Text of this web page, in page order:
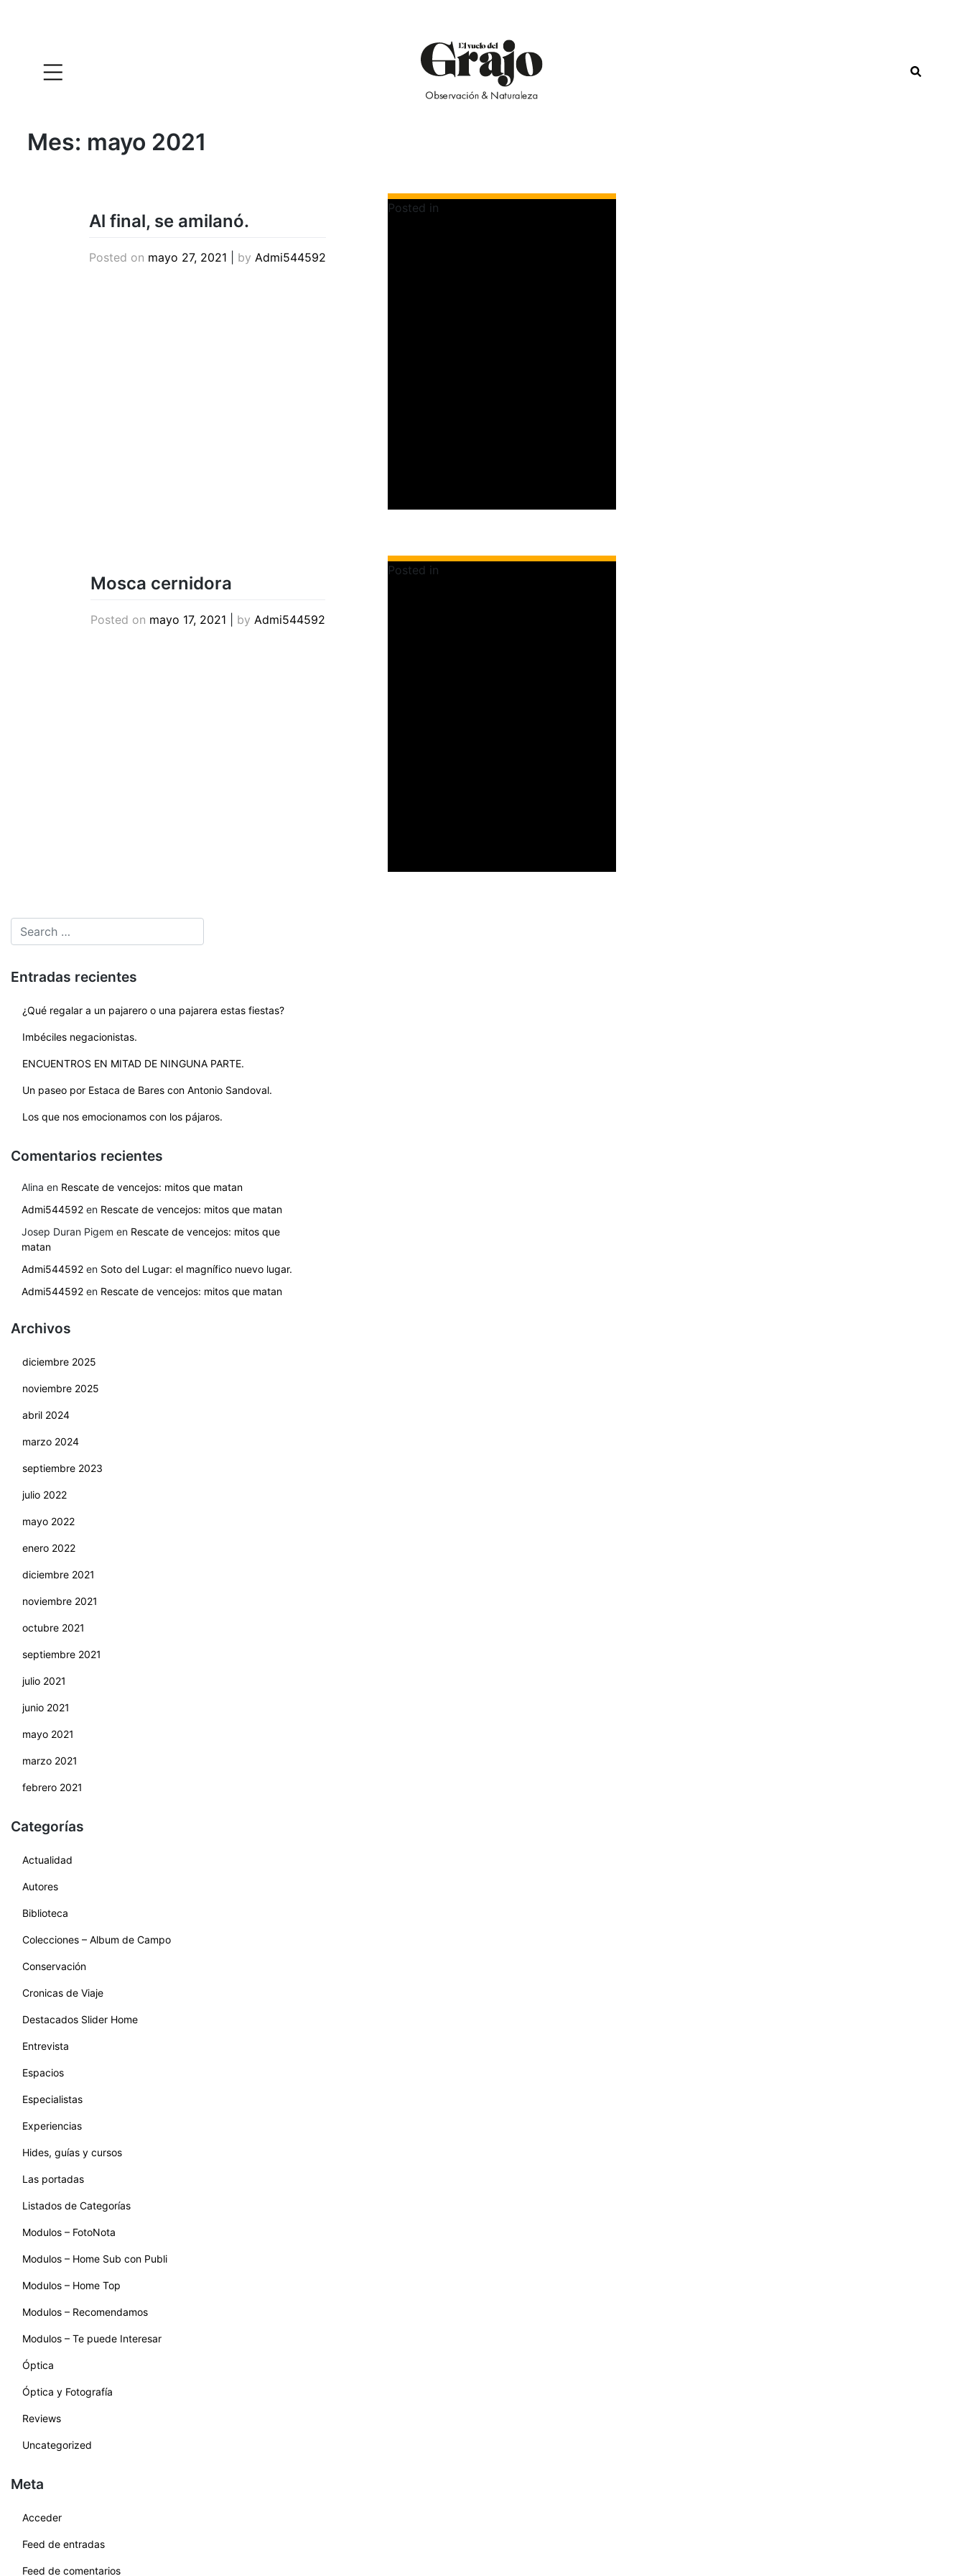
Mes: mayo 2021
Al final, se amilanó.
Posted on mayo 27, 2021 by Admi544592
Posted in
Mosca cernidora
Posted on mayo 17, 2021 by Admi544592
Posted in
Entradas recientes
¿Qué regalar a un pajarero o una pajarera estas fiestas?
Imbéciles negacionistas.
ENCUENTROS EN MITAD DE NINGUNA PARTE.
Un paseo por Estaca de Bares con Antonio Sandoval.
Los que nos emocionamos con los pájaros.
Comentarios recientes
Alina en Rescate de vencejos: mitos que matan
Admi544592 en Rescate de vencejos: mitos que matan
Josep Duran Pigem en Rescate de vencejos: mitos que
matan
Admi544592 en Soto del Lugar: el magnífico nuevo lugar.
Admi544592 en Rescate de vencejos: mitos que matan
Archivos
diciembre 2025
noviembre 2025
abril 2024
marzo 2024
septiembre 2023
julio 2022
mayo 2022
enero 2022
diciembre 2021
noviembre 2021
octubre 2021
septiembre 2021
julio 2021
junio 2021
mayo 2021
marzo 2021
febrero 2021
Categorías
Actualidad
Autores
Biblioteca
Colecciones – Album de Campo
Conservación
Cronicas de Viaje
Destacados Slider Home
Entrevista
Espacios
Especialistas
Experiencias
Hides, guías y cursos
Las portadas
Listados de Categorías
Modulos – FotoNota
Modulos – Home Sub con Publi
Modulos – Home Top
Modulos – Recomendamos
Modulos – Te puede Interesar
Óptica
Óptica y Fotografía
Reviews
Uncategorized
Meta
Acceder
Feed de entradas
Feed de comentarios